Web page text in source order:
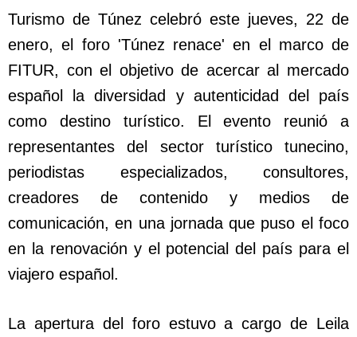
Turismo de Túnez celebró este jueves, 22 de
enero, el foro 'Túnez renace' en el marco de
FITUR, con el objetivo de acercar al mercado
español la diversidad y autenticidad del país
como destino turístico. El evento reunió a
representantes del sector turístico tunecino,
periodistas especializados, consultores,
creadores de contenido y medios de
comunicación, en una jornada que puso el foco
en la renovación y el potencial del país para el
viajero español.
La apertura del foro estuvo a cargo de Leila